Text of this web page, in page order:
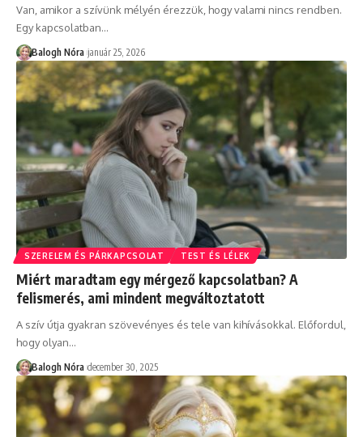
Van, amikor a szívünk mélyén érezzük, hogy valami nincs rendben.
Egy kapcsolatban…
Balogh Nóra január 25, 2026
SZERELEM ÉS PÁRKAPCSOLAT TEST ÉS LÉLEK
Miért maradtam egy mérgező kapcsolatban? A
felismerés, ami mindent megváltoztatott
A szív útja gyakran szövevényes és tele van kihívásokkal. Előfordul,
hogy olyan…
Balogh Nóra december 30, 2025